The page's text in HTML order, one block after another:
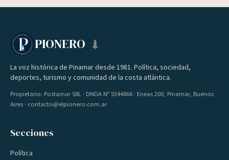
PIONERO
La voz histórica de Pinamar desde 1981. Política, sociedad,
deportes, turismo y comunidad de la costa atlántica.
Propietario: Postamar SRL · DNDA Nº 5344866 · Eneas 200, Pinamar, Buenos
Aires · contacto@elpionero.com.ar
Secciones
Política